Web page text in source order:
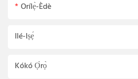
Orílẹ̀-Èdè
Ilé-Iṣẹ́
Kókó Ọ̀rọ̀